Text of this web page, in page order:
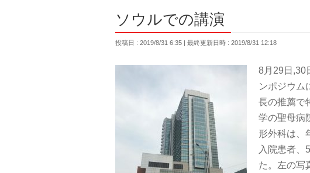
ソウルでの講演
投稿日 : 2019/8/31 6:35 最終更新日時 : 2019/8/31 12:18
8月29日,30
ンポジウム
長の推薦で
学の聖母病
形外科は、
入院患者、
た。左の写